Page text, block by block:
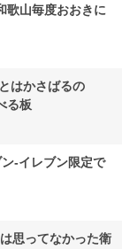
歌山毎度おおきに
はかさばるの
る板
‐イレブン限定で
思ってなかった衛